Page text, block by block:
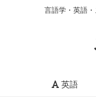
言語学・英語
英語